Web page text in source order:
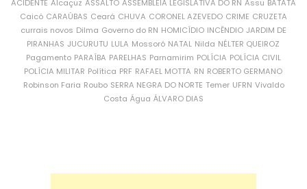
ACIDENTE Alcaçuz ASSALTO ASSEMBLEIA LEGISLATIVA DO RN Assu BATATA
Caicó CARAÚBAS Ceará CHUVA CORONEL AZEVEDO CRIME CRUZETA
currais novos Dilma Governo do RN HOMICÍDIO INCÊNDIO JARDIM DE
PIRANHAS JUCURUTU LULA Mossoró NATAL Nilda NÉLTER QUEIROZ
Pagamento PARAÍBA PARELHAS Parnamirim POLÍCIA POLÍCIA CIVIL
POLÍCIA MILITAR Política PRF RAFAEL MOTTA RN ROBERTO GERMANO
Robinson Faria Roubo SERRA NEGRA DO NORTE Temer UFRN Vivaldo
Costa Água ÁLVARO DIAS